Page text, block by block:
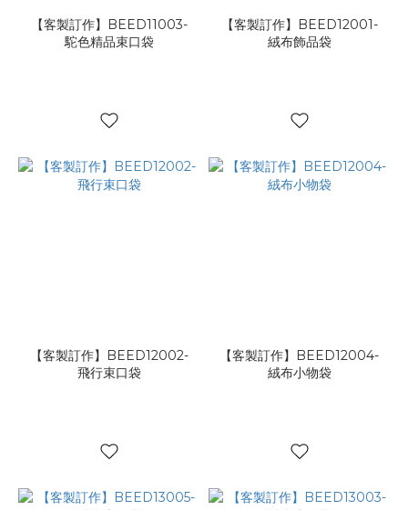
【客製訂作】BEED11003-
駝色精品束口袋
【客製訂作】BEED12001-
絨布飾品袋
【客製訂作】BEED12002-
飛行束口袋
【客製訂作】BEED12004-
絨布小物袋